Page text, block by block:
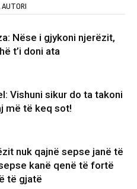
AUTORI
Nëse i gjykoni njerëzit,
t’i doni ata
Vishuni sikur do ta takoni
më të keq sot!
nuk qajnë sepse janë të
kanë qenë të fortë
të gjatë